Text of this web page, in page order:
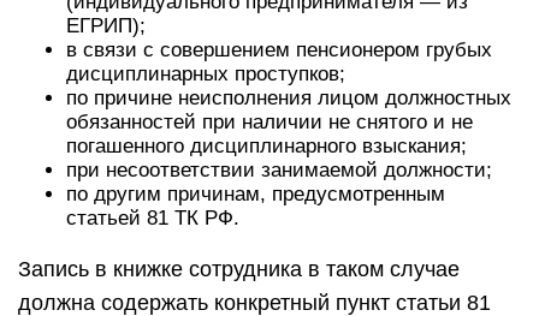
ЕГРИП);
в связи с совершением пенсионером грубых
дисциплинарных проступков;
по причине неисполнения лицом должностных
обязанностей при наличии не снятого и не
погашенного дисциплинарного взыскания;
при несоответствии занимаемой должности;
по другим причинам, предусмотренным
статьей 81 ТК РФ.
Запись в книжке сотрудника в таком случае
должна содержать конкретный пункт статьи 81